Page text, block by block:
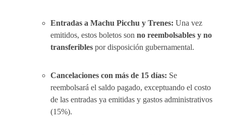
Entradas a Machu Picchu y Trenes: Una vez
emitidos, estos boletos son no reembolsables y no
transferibles por disposición gubernamental.
Cancelaciones con más de 15 días: Se
reembolsará el saldo pagado, exceptuando el costo
de las entradas ya emitidas y gastos administrativos
(15%).